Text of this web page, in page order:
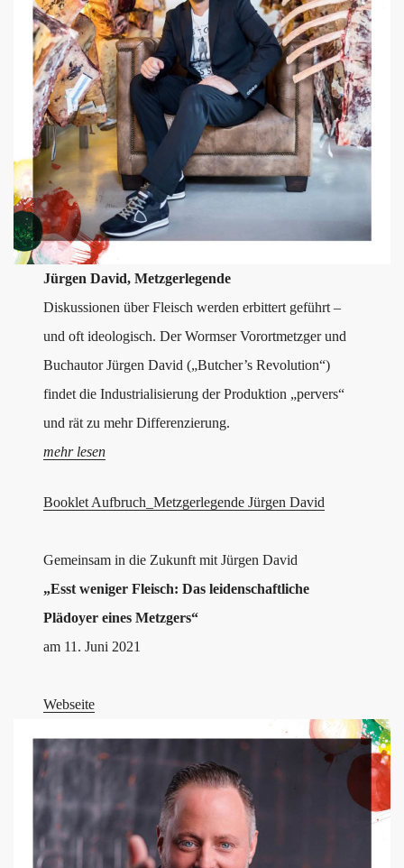
Jürgen David, Metzgerlegende
Diskussionen über Fleisch werden erbittert geführt –
und oft ideologisch. Der Wormser Vorortmetzger und
Buchautor Jürgen David („Butcher’s Revolution“)
findet die Industrialisierung der Produktion „pervers“
und rät zu mehr Differenzierung.
mehr lesen
Booklet Aufbruch_Metzgerlegende Jürgen David
Gemeinsam in die Zukunft mit Jürgen David
„Esst weniger Fleisch: Das leidenschaftliche
Plädoyer eines Metzgers“
am 11. Juni 2021
Webseite